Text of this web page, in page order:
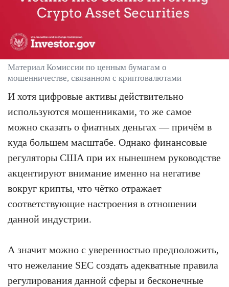
Материал Комиссии по ценным бумагам о
мошенничестве, связанном с криптовалютами
И хотя цифровые активы действительно
используются мошенниками, то же самое
можно сказать о фиатных деньгах — причём в
куда большем масштабе. Однако финансовые
регуляторы США при их нынешнем руководстве
акцентируют внимание именно на негативе
вокруг крипты, что чётко отражает
соответствующие настроения в отношении
данной индустрии.
А значит можно с уверенностью предположить,
что нежелание SEC создать адекватные правила
регулирования данной сферы и бесконечные